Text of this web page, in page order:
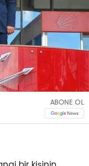
ABONE OL